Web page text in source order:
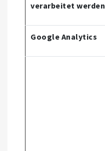
verarbeitet werden
Google Analytics